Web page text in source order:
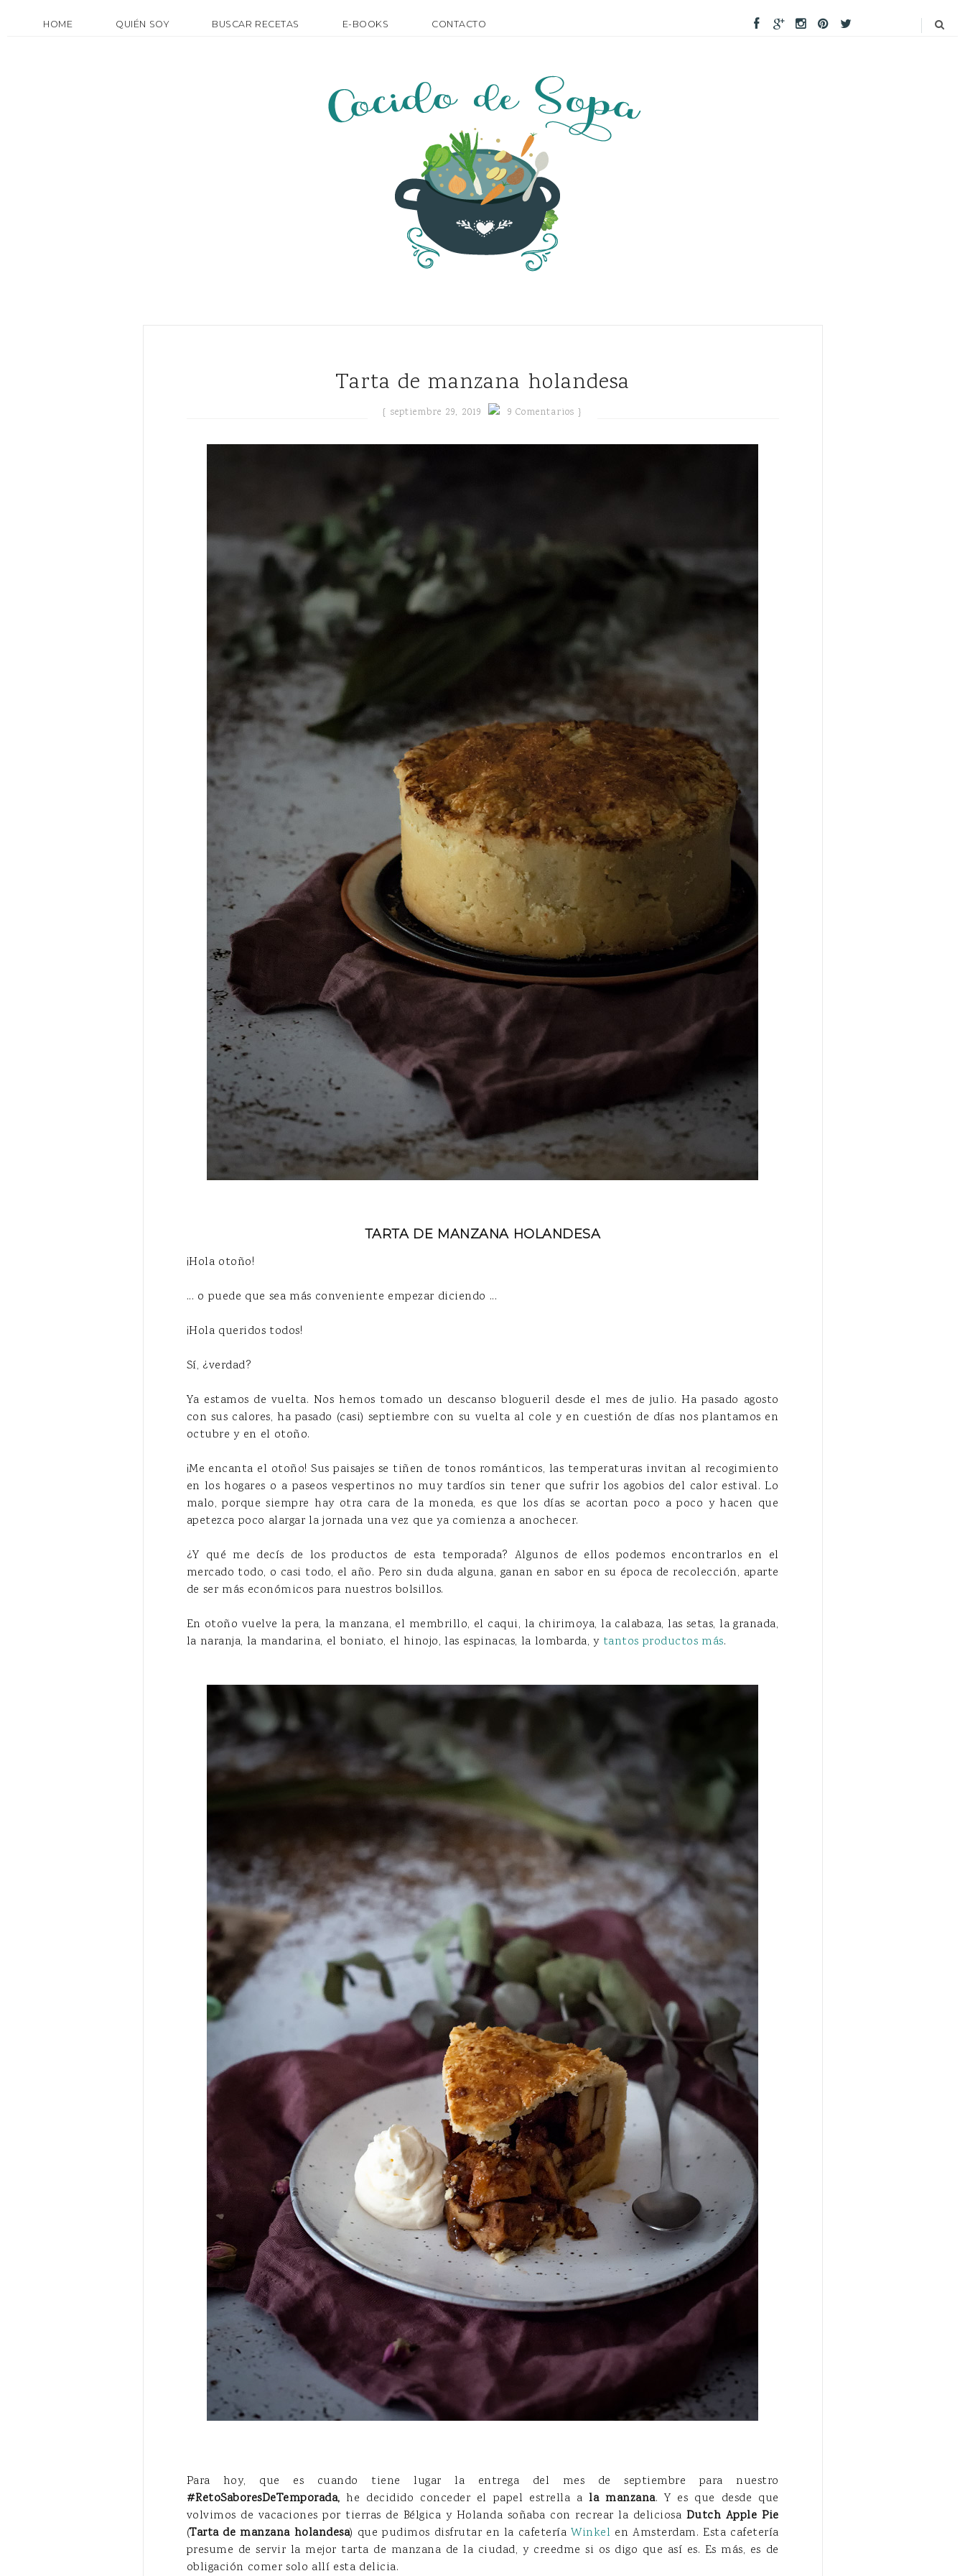
HOME QUIÉN SOY BUSCAR RECETAS E-BOOKS CONTACTO
Tarta de manzana holandesa
{ septiembre 29, 2019 9 Comentarios }
TARTA DE MANZANA HOLANDESA
¡Hola otoño!
... o puede que sea más conveniente empezar diciendo ...
¡Hola queridos todos!
Sí, ¿verdad?
Ya estamos de vuelta. Nos hemos tomado un descanso blogueril desde el mes de julio. Ha pasado agosto
con sus calores, ha pasado (casi) septiembre con su vuelta al cole y en cuestión de días nos plantamos en
octubre y en el otoño.
¡Me encanta el otoño! Sus paisajes se tiñen de tonos románticos, las temperaturas invitan al recogimiento
en los hogares o a paseos vespertinos no muy tardíos sin tener que sufrir los agobios del calor estival. Lo
malo, porque siempre hay otra cara de la moneda, es que los días se acortan poco a poco y hacen que
apetezca poco alargar la jornada una vez que ya comienza a anochecer.
¿Y qué me decís de los productos de esta temporada? Algunos de ellos podemos encontrarlos en el
mercado todo, o casi todo, el año. Pero sin duda alguna, ganan en sabor en su época de recolección, aparte
de ser más económicos para nuestros bolsillos.
En otoño vuelve la pera, la manzana, el membrillo, el caqui, la chirimoya, la calabaza, las setas, la granada,
la naranja, la mandarina, el boniato, el hinojo, las espinacas, la lombarda, y tantos productos más.
Para hoy, que es cuando tiene lugar la entrega del mes de septiembre para nuestro
#RetoSaboresDeTemporada, he decidido conceder el papel estrella ala manzana. Y es que desde que
volvimos de vacaciones por tierras de Bélgica y Holanda soñaba con recrear la deliciosa Dutch Apple Pie
(Tarta de manzana holandesa) que pudimos disfrutar en la cafeteríaWinkel en Amsterdam. Esta cafetería
presume de servir la mejor tarta de manzana de la ciudad, y creedme si os digo que así es. Es más, es de
obligación comer solo allí esta delicia.